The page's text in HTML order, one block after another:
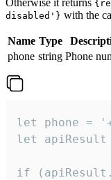
disabled'} with the
Name Type
phone string Phone
let phone =
let
if